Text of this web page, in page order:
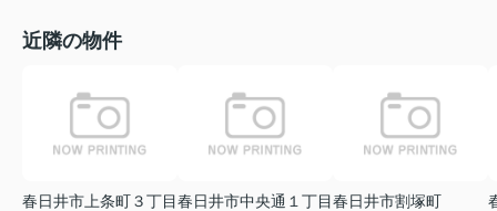
近隣の物件
春日井市上条町３丁目春日井市中央通１丁目春日井市割塚町